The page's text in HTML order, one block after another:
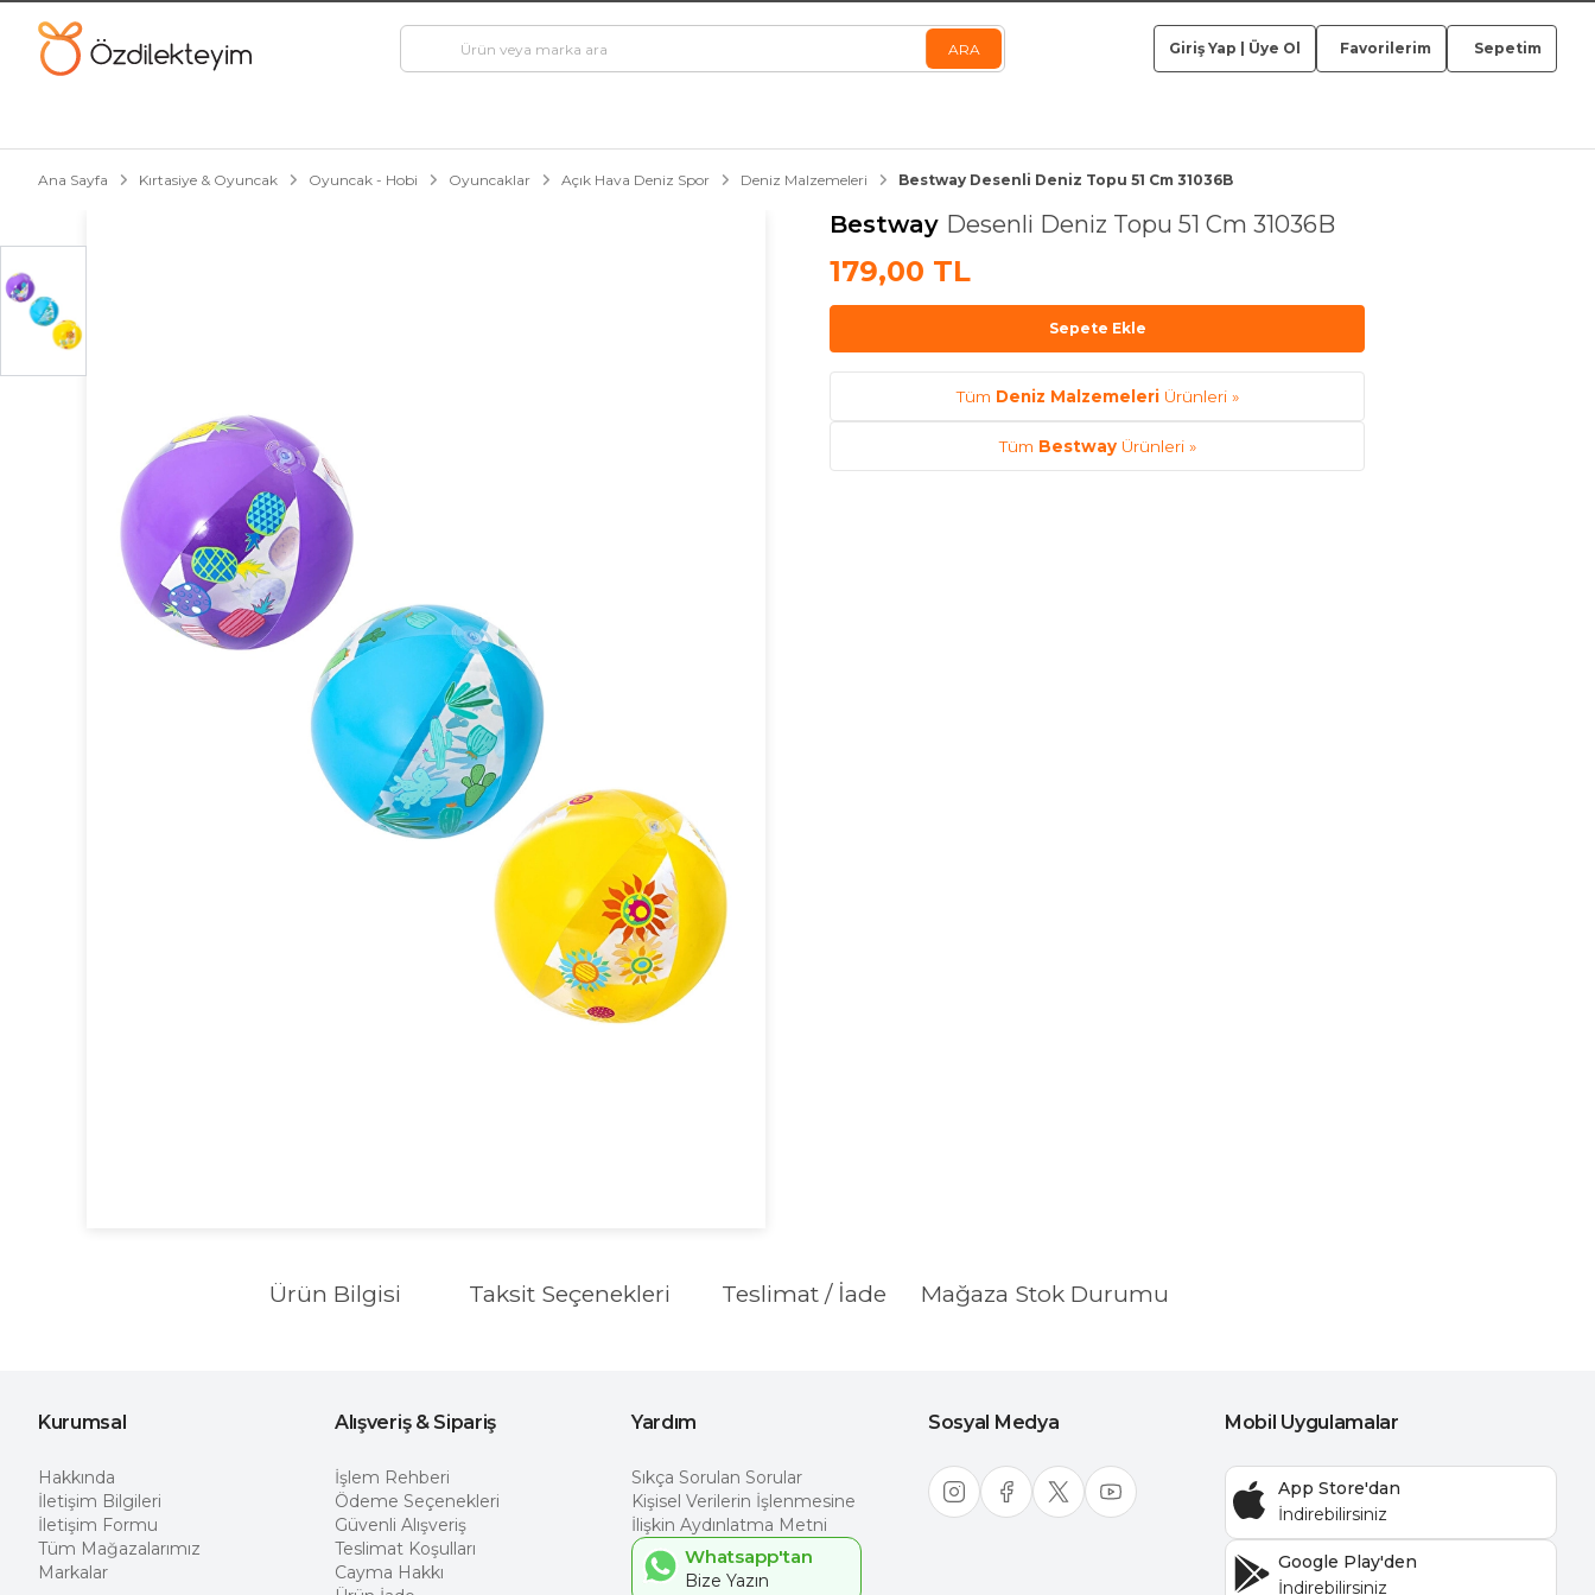
Giriş Yap Üye Ol Favorilerim Sepetim
Ana Sayfa Kırtasiye & Oyuncak Oyuncak - Hobi Oyuncaklar Açık Hava Deniz Spor Deniz Malzemeleri Bestway Desenli Deniz Topu 51 Cm 31036B
Bestway Desenli Deniz Topu 51 Cm 31036B
179,00 TL
Sepete Ekle
Tüm Deniz MalzemeleriÜrünleri »
Tüm BestwayÜrünleri »
Ürün Bilgisi Taksit Seçenekleri Teslimat / İade Mağaza Stok Durumu
Kurumsal
Hakkında
İletişim Bilgileri
İletişim Formu
Tüm Mağazalarımız
Markalar
Alışveriş & Sipariş
İşlem Rehberi
Ödeme Seçenekleri
Güvenli Alışveriş
Teslimat Koşulları
Cayma Hakkı
Yardım
Sıkça Sorulan Sorular
Kişisel Verilerin İşlenmesine
İlişkin Aydınlatma Metni
Whatsapp'tan
Sosyal Medya Mobil Uygulamalar
App Store'dan
Google Play'den